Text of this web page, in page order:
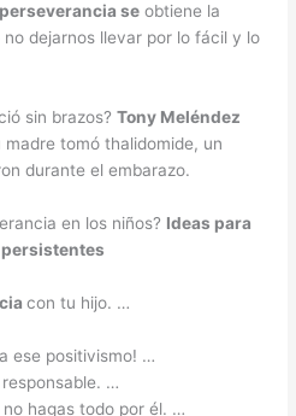
perseverancia se obtiene la
dejarnos llevar por lo fácil y lo
sin brazos?Tony Meléndez
madre tomó thalidomide, un
durante el embarazo.
en los niños? Ideas para
persistentes
con tu hijo. …
ese positivismo! …
…
hagas todo por él. …